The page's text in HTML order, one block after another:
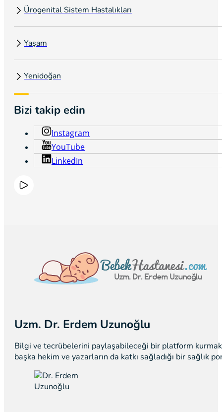
Ürogenital Sistem Hastalıkları
Yaşam
Yenidoğan
Bizi takip edin
Instagram
YouTube
LinkedIn
Uzm. Dr. Erdem Uzunoğlu
Bilgi ve tecrübelerini paylaşabileceği bir platform kurmak
başka hekim ve yazarların da katkı sağladığı bir sağlık